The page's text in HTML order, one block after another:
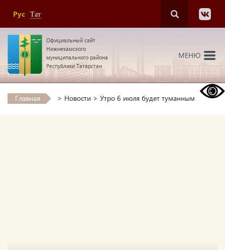
Рус Тат
Официальный сайт
Нижнекамского
муниципального района
Республики Татарстан
МЕНЮ
Главная > Новости > Утро 6 июля будет туманным